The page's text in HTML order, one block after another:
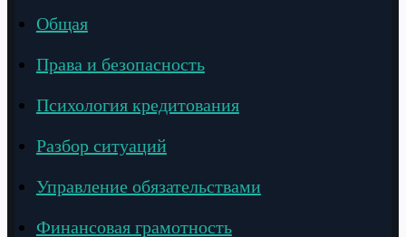
Общая
Права и безопасность
Психология кредитования
Разбор ситуаций
Управление обязательствами
Финансовая грамотность